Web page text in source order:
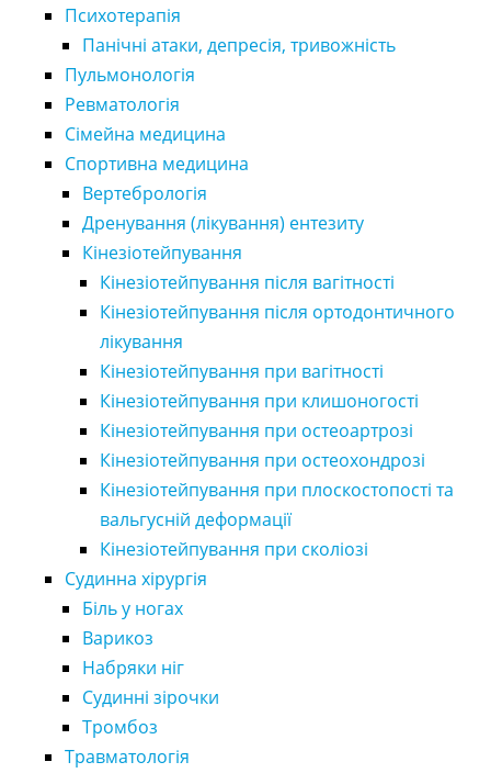
Психотерапія
Панічні атаки, депресія, тривожність
Пульмонологія
Ревматологія
Сімейна медицина
Спортивна медицина
Вертебрологія
Дренування (лікування) ентезиту
Кінезіотейпування
Кінезіотейпування після вагітності
Кінезіотейпування після ортодонтичного
лікування
Кінезіотейпування при вагітності
Кінезіотейпування при клишоногості
Кінезіотейпування при остеоартрозі
Кінезіотейпування при остеохондрозі
Кінезіотейпування при плоскостопості та
вальгусній деформації
Кінезіотейпування при сколіозі
Судинна хірургія
Біль у ногах
Варикоз
Набряки ніг
Судинні зірочки
Тромбоз
Травматологія